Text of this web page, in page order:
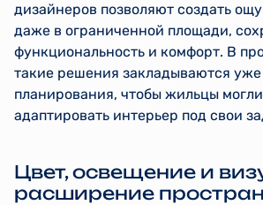
дизайнеров позволяют создать
даже в ограниченной площади,
функциональность и комфорт. В
такие решения закладываются уже
планирования, чтобы жильцы
адаптировать интерьер под свои
Цвет, освещение и
расширение